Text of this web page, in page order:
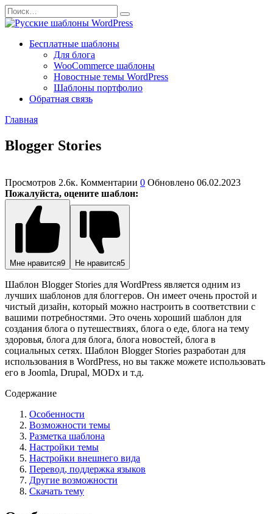
Перейти
к
содержанию
Search
for:
Бесплатные шаблоны
Для блога
WooCommerce шаблоны
Новостные темы WordPress
Шаблоны портфолио
Обратная связь
Главная
Blogger Stories
Просмотров 2.6к. Комментарии 0 Обновлено 06.02.2023
Пожалуйста, оцените шаблон:
Мне нравится9 Не нравится5
Шаблон Blogger Stories для WordPress является одним из
лучших шаблонов для блоггеров. Он имеет очень простой и
чистый дизайн, который можно настроить в соответствии с
вашими потребностями. Это очень хороший шаблон для
создания блога о путешествиях, блога о еде, блога на тему
здоровья, блога для блога, блога новостей, блога в
социальных сетях. Шаблон Blogger Stories разработан для
использования в WordPress, но вы также можете использовать
его в Joomla, Drupal, MODx и т.д.
Содержание
Особенности
Возможности темы
Разметка шаблона
Настройки темы
Настройки внешнего вида
Перевод, поддержка языков
Другие возможности
Скачать тему